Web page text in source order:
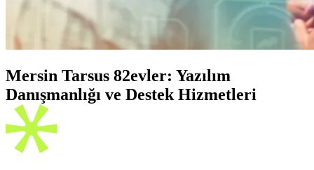
Mersin Tarsus 82evler: Yazılım
Danışmanlığı ve Destek Hizmetleri